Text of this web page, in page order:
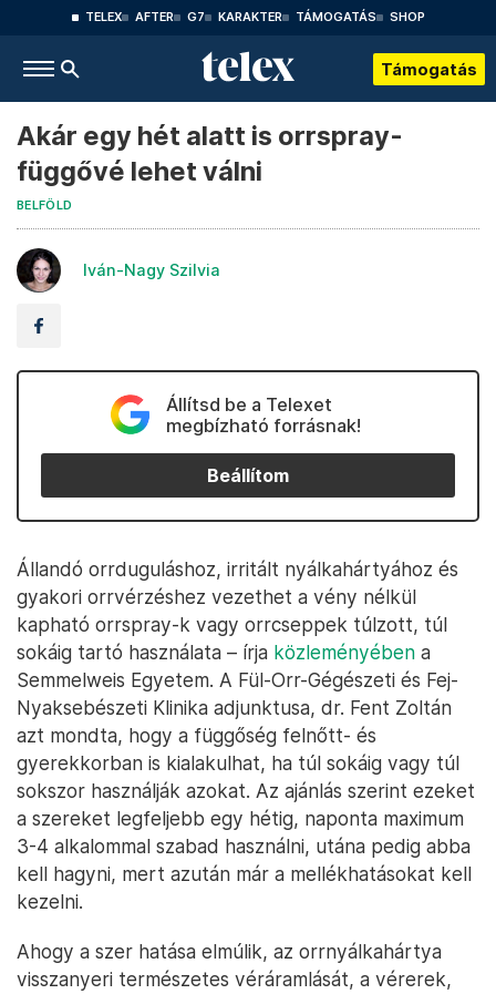
TELEX AFTER G7 KARAKTER TÁMOGATÁS SHOP
Támogatás
Akár egy hét alatt is orrspray-
függővé lehet válni
BELFÖLD
Iván-Nagy Szilvia
Állítsd be a Telexet
megbízható forrásnak!
Beállítom
Állandó orrduguláshoz, irritált nyálkahártyához és
gyakori orrvérzéshez vezethet a vény nélkül
kapható orrspray-k vagy orrcseppek túlzott, túl
sokáig tartó használata – írja közleményében a
Semmelweis Egyetem. A Fül-Orr-Gégészeti és Fej-
Nyaksebészeti Klinika adjunktusa, dr. Fent Zoltán
azt mondta, hogy a függőség felnőtt- és
gyerekkorban is kialakulhat, ha túl sokáig vagy túl
sokszor használják azokat. Az ajánlás szerint ezeket
a szereket legfeljebb egy hétig, naponta maximum
3-4 alkalommal szabad használni, utána pedig abba
kell hagyni, mert azután már a mellékhatásokat kell
kezelni.
Ahogy a szer hatása elmúlik, az orrnyálkahártya
visszanyeri természetes véráramlását, a vérerek,